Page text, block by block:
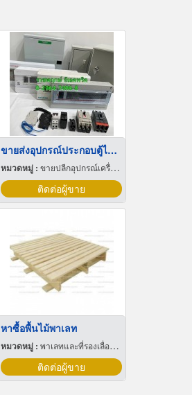
ขายส่งอุปกรณ์ประกอบตู้ไฟฟ้า
หมวดหมู่ :ขายปลีกอุปกรณ์เครื่องใช้ไฟฟ้า
ติดต่อผู้ขาย
หาซื้อพื้นไม้พาเลท
หมวดหมู่ :พาเลทและที่รองเลื่อนกะบะ
ติดต่อผู้ขาย